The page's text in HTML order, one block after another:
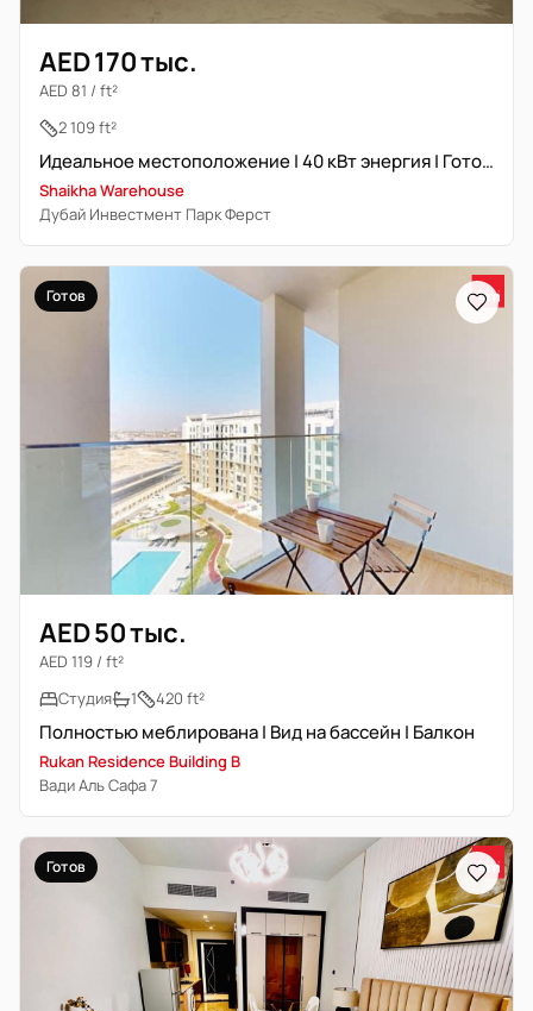
AED 170 тыс.
AED 81 / ft²
2 109 ft²
Идеальное местоположение | 40 кВт энергия | Готово к заселению
Shaikha Warehouse
Дубай Инвестмент Парк Ферст
Готов
AED 50 тыс.
AED 119 / ft²
Студия
1 420 ft²
Полностью меблирована | Вид на бассейн | Балкон
Rukan Residence Building B
Вади Аль Сафа 7
Готов